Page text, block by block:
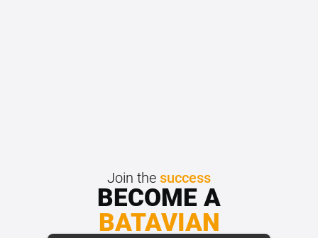
Join thesuccess
BECOME A
BATAVIAN